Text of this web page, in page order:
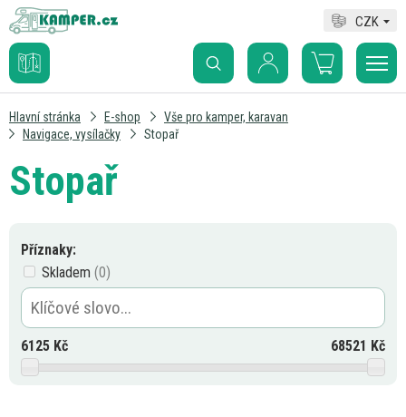
CZK
Hlavní stránka E-shop
Vše pro kamper, karavan
Navigace, vysílačky
Stopař
Stopař
Příznaky:
Skladem
6125 Kč 68521 Kč